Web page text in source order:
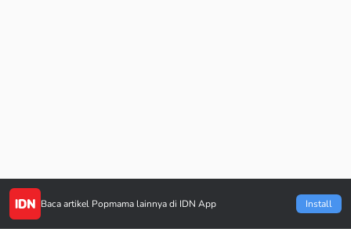
Baca artikel Popmama lainnya di IDN App Install